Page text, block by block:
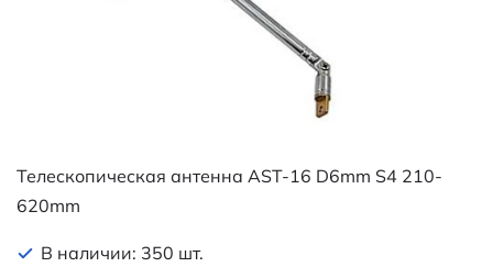
Телескопическая антенна AST-16 D6mm S4 210-
620mm
В наличии: 350 шт.